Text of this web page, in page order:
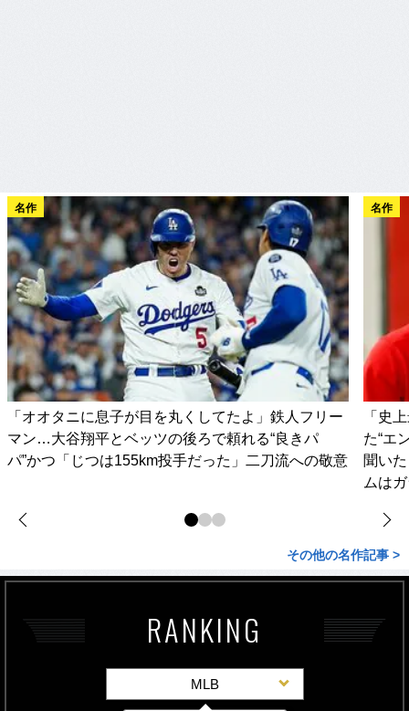
名作
「オオタニに息子が目を丸くしてたよ」鉄人フリー
マン…大谷翔平とベッツの後ろで頼れる“良きパ
パ”かつ「じつは155km投手だった」二刀流への敬意
名作
「史
た“エ
聞い
ムは
その他の名作記事 >
RANKING
MLB